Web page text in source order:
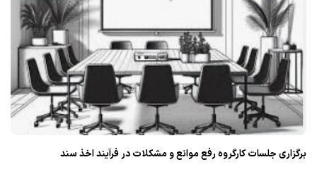
برگزاری جلسات کارگروه رفع موانع و مشکلات در فرآیند اخذ سند